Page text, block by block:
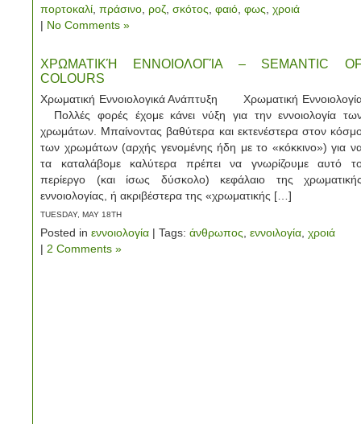
πορτοκαλί πράσινο ροζ σκότος φαιό φως χροιά
| No Comments »
ΧΡΩΜΑΤΙΚΉ ΕΝΝΟΙΟΛΟΓΊΑ – SEMANTIC
COLOURS
Χρωματική Εννοιολογικά Ανάπτυξη Χρωματική
Πολλές φορές έχομε κάνει νύξη για την εννοιολογία
χρωμάτων. Μπαίνοντας βαθύτερα και εκτενέστερα στον
των χρωμάτων (αρχής γενομένης ήδη με το «κόκκινο») για
τα καταλάβομε καλύτερα πρέπει να γνωρίζουμε αυτό
περίεργο (και ίσως δύσκολο) κεφάλαιο της
εννοιολογίας, ή ακριβέστερα της «χρωματικής […]
TUESDAY, MAY 18TH
Posted in εννοιολογία | Tags: άνθρωπος εννοιλογία χροιά
| 2 Comments »